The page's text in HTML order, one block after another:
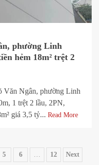
phường Linh
hẻm 18m² trệt 2
Văn Ngân, phường Linh
1 trệt 2 lầu, 2PN,
giá 3,5 tỷ... Read More
5 6 … 12 Next